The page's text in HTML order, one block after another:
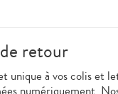
retour
à vos colis et